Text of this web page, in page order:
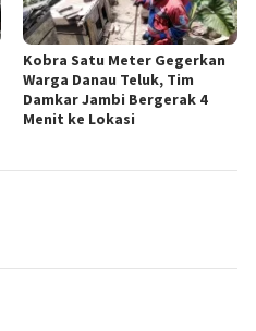
Kobra Satu Meter Gegerkan
Warga Danau Teluk, Tim
Damkar Jambi Bergerak 4
Menit ke Lokasi